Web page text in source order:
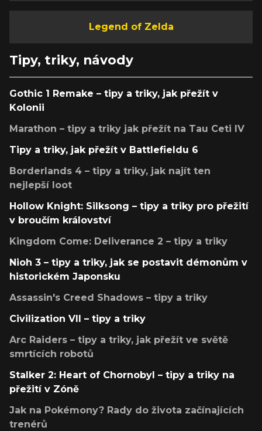
Legend of Zelda
Tipy, triky, návody
Gothic 1 Remake – tipy a triky, jak přežít v
Kolonii
Marathon – tipy a triky jak přežít na Tau Ceti IV
Tipy a triky, jak přežít v Battlefieldu 6
Borderlands 4 – tipy a triky, jak najít ten
nejlepší loot
Hollow Knight: Silksong – tipy a triky pro přežití
v broučím království
Kingdom Come: Deliverance 2 – tipy a triky
Nioh 3 – tipy a triky, jak se postavit démonům v
historickém Japonsku
Assassin's Creed Shadows – tipy a triky
Civilization VII – tipy a triky
Arc Raiders – tipy a triky, jak přežít ve světě
smrtících robotů
Stalker 2: Heart of Chornobyl – tipy a triky na
přežití v Zóně
Jak na Pokémony? Rady do života začínajících
trenérů